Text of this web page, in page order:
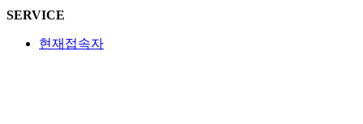
SERVICE
현재접속자